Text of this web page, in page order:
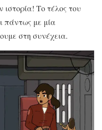
ιστορία! Το τέλος του
πάντως με μία
στη συνέχεια.